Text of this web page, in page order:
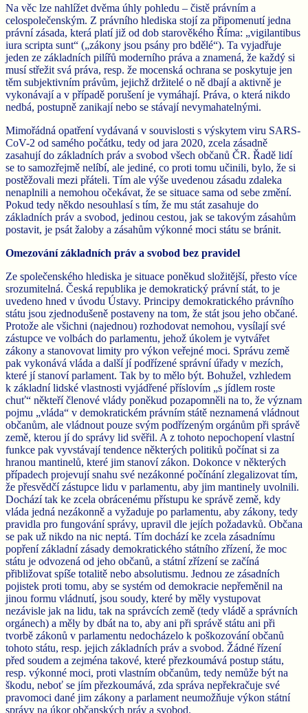
Na věc lze nahlížet dvěma úhly pohledu – čistě právním a
celospolečenským. Z právního hlediska stojí za připomenutí jedna
právní zásada, která platí již od dob starověkého Říma: „vigilantibus
iura scripta sunt“ („zákony jsou psány pro bdělé“). Ta vyjadřuje
jeden ze základních pilířů moderního práva a znamená, že každý si
musí střežit svá práva, resp. že mocenská ochrana se poskytuje jen
těm subjektivním právům, jejichž držitelé o ně dbají a aktivně je
vykonávají a v případě porušení je vymáhají. Práva, o která nikdo
nedbá, postupně zanikají nebo se stávají nevymahatelnými.
Mimořádná opatření vydávaná v souvislosti s výskytem viru SARS-
CoV-2 od samého počátku, tedy od jara 2020, zcela zásadně
zasahují do základních práv a svobod všech občanů ČR. Řadě lidí
se to samozřejmě nelíbí, ale jediné, co proti tomu učinili, bylo, že si
postěžovali mezi přáteli. Tím ale výše uvedenou zásadu zdaleka
nenaplnili a nemohou očekávat, že se situace sama od sebe změní.
Pokud tedy někdo nesouhlasí s tím, že mu stát zasahuje do
základních práv a svobod, jedinou cestou, jak se takovým zásahům
postavit, je psát žaloby a zásahům výkonné moci státu se bránit.
Omezování základních práv a svobod bez pravidel
Ze společenského hlediska je situace poněkud složitější, přesto více
srozumitelná. Česká republika je demokratický právní stát, to je
uvedeno hned v úvodu Ústavy. Principy demokratického právního
státu jsou zjednodušeně postaveny na tom, že stát jsou jeho občané.
Protože ale všichni (najednou) rozhodovat nemohou, vysílají své
zástupce ve volbách do parlamentu, jehož úkolem je vytvářet
zákony a stanovovat limity pro výkon veřejné moci. Správu země
pak vykonává vláda a další jí podřízené správní úřady v mezích,
které jí stanoví parlament. Tak by to mělo být. Bohužel, vzhledem
k základní lidské vlastnosti vyjádřené příslovím „s jídlem roste
chuť“ někteří členové vlády poněkud pozapomněli na to, že význam
pojmu „vláda“ v demokratickém právním státě neznamená vládnout
občanům, ale vládnout pouze svým podřízeným orgánům při správě
země, kterou jí do správy lid svěřil. A z tohoto nepochopení vlastní
funkce pak vyvstávají tendence některých politiků počínat si za
hranou mantinelů, které jim stanoví zákon. Dokonce v některých
případech projevují snahu své nezákonné počínání zlegalizovat tím,
že přesvědčí zástupce lidu v parlamentu, aby jim mantinely uvolnili.
Dochází tak ke zcela obrácenému přístupu ke správě země, kdy
vláda jedná nezákonně a vyžaduje po parlamentu, aby zákony, tedy
pravidla pro fungování správy, upravil dle jejích požadavků. Občana
se pak už nikdo na nic neptá. Tím dochází ke zcela zásadnímu
popření základní zásady demokratického státního zřízení, že moc
státu je odvozená od jeho občanů, a státní zřízení se začíná
přibližovat spíše totalitě nebo absolutismu. Jednou ze zásadních
pojistek proti tomu, aby se systém od demokracie nepřeměnil na
jinou formu vládnutí, jsou soudy, které by měly vystupovat
nezávisle jak na lidu, tak na správcích země (tedy vládě a správních
orgánech) a měly by dbát na to, aby ani při správě státu ani při
tvorbě zákonů v parlamentu nedocházelo k poškozování občanů
tohoto státu, resp. jejich základních práv a svobod. Žádné řízení
před soudem a zejména takové, které přezkoumává postup státu,
resp. výkonné moci, proti vlastním občanům, tedy nemůže být na
škodu, neboť se jím přezkoumává, zda správa nepřekračuje své
pravomoci dané jim zákony a parlament neumožňuje výkon státní
správy na úkor občanských práv a svobod.